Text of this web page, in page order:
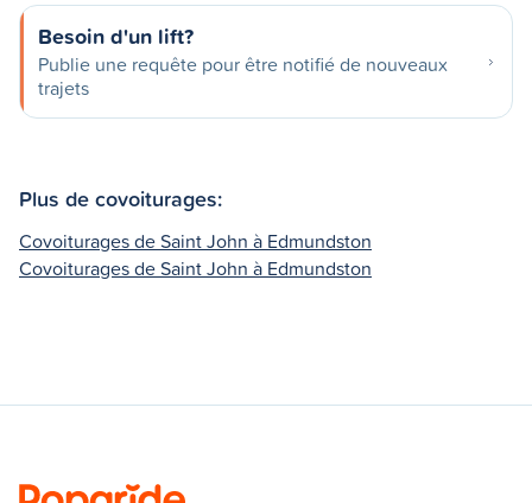
Besoin d'un lift?
Publie une requête pour être notifié de nouveaux
trajets
Plus de covoiturages:
Covoiturages de Saint John à Edmundston
Covoiturages de Saint John à Edmundston